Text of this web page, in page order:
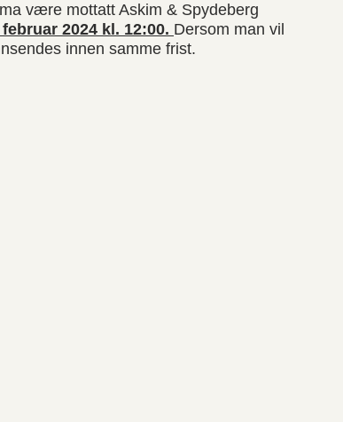
være mottatt Askim & Spydeberg
2024 kl. 12:00. Dersom man vil
innen samme frist.